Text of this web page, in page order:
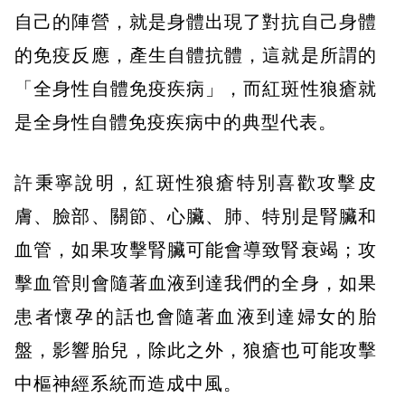
自己的陣營，就是身體出現了對抗自己身體
的免疫反應，產生自體抗體，這就是所謂的
「全身性自體免疫疾病」，而紅斑性狼瘡就
是全身性自體免疫疾病中的典型代表。
許秉寧說明，紅斑性狼瘡特別喜歡攻擊皮
膚、臉部、關節、心臟、肺、特別是腎臟和
血管，如果攻擊腎臟可能會導致腎衰竭；攻
擊血管則會隨著血液到達我們的全身，如果
患者懷孕的話也會隨著血液到達婦女的胎
盤，影響胎兒，除此之外，狼瘡也可能攻擊
中樞神經系統而造成中風。